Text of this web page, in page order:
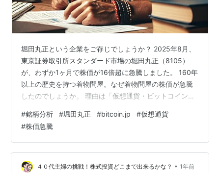
堀田丸正という企業をご存じでしょうか？ 2025年8月、
東京証券取引所スタンダード市場の堀田丸正（8105）
が、わずか1ヶ月で株価が16倍超に急騰しました。 160年
以上の歴史を持つ着物問屋。なぜ着物問屋の株価が急騰
したのでしょうか。 理由は「仮想通貨・ビットコイン企
を続ける中、投資家・メディア・SNSで大きな話題を呼
んでいます。 この急騰は単なる偶然ではなく、米国の暗
号資産プラットフォームとの連携や市場心理、さらには
日本の規制環境といった複数の要因が重なった結果で
す。 本記事では、堀田丸正に何が起きているのかを分析
#銘柄分析 #堀田丸正 #bitcoin.jp #仮想通貨
#株価急騰
４０代主婦の挑戦！株式投資どこまで出来るかな？ • 1年前